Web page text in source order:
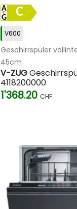
C
V600
Geschirrspüler
45cm
V-ZUG
4118200000
1'368.20CHF